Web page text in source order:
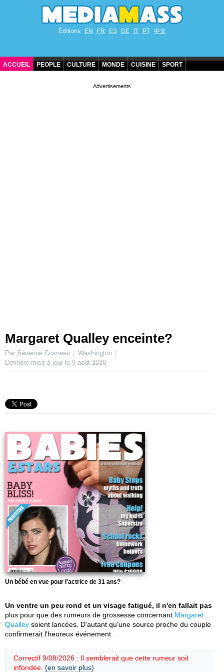
Éditions EN FR ES DE IT PT 中文
ACCUEIL PEOPLE CULTURE MONDE CUISINE SPORT
Margaret Qualley enceinte?
Par Séverine Cosneau
Washington
Dernière mise à jour le 9 août 2026
Un bébé en vue pour l'actrice de 31 ans?
Un ventre un peu rond et un visage fatigué, il n'en fallait pas
plus pour que des rumeurs de grossesse concernant Margaret
Qualley soient lancées. D'autant qu'une source proche du couple
confirmerait l'heureux événement.
Correctif 9/08/2026 : Il semblerait que cette rumeur soit
infondée. (en savoir plus)